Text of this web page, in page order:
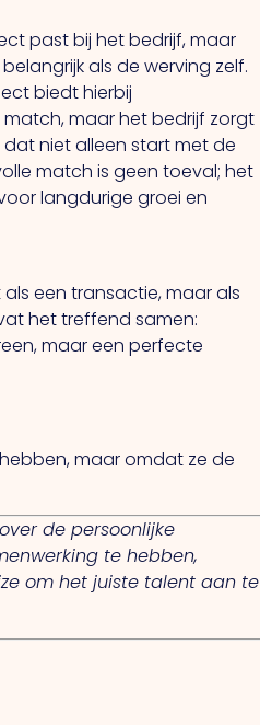
past bij het bedrijf, maar
als de werving zelf.
biedt hierbij
maar het bedrijf zorgt
niet alleen start met de
match is geen toeval; het
langdurige groei en
een transactie, maar als
het treffend samen:
maar een perfecte
maar omdat ze de
de persoonlijke
te hebben,
om het juiste talent aan te